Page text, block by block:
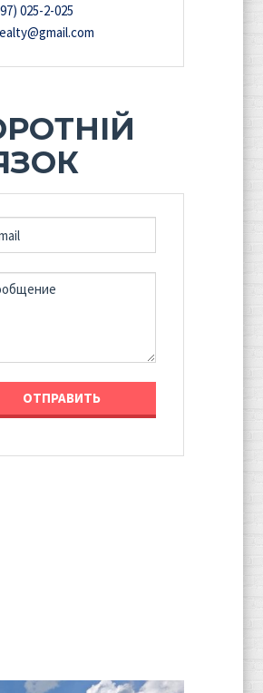
025-2-025